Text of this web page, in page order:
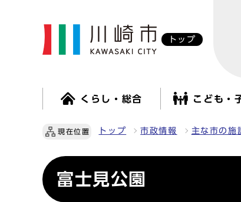
トップ
くらし・総合 こども・
現在位置 トップ 市政情報 主な市の施
富士見公園